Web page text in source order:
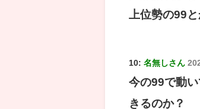
上位勢の99
10: 名無しさん
今の99で動
きるのか？